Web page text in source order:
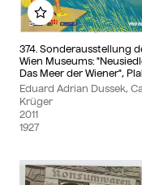
374. Sonderausstellung
Wien Museums:
Das Meer der Wiener",
Eduard Adrian Dussek,
Krüger
2011
1927
Zu meinem